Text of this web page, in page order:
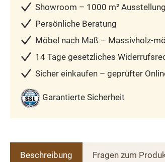
Showroom – 1000 m²
Persönliche Beratung
Möbel nach Maß – Massivholz-
14 Tage gesetzliches
Sicher einkaufen – geprüfter
Garantierte Sicherheit
Beschreibung Fragen zum